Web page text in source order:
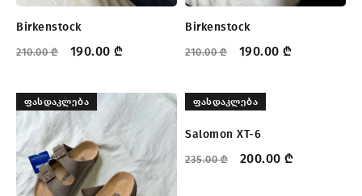
Birkenstock
210.00₾ 190.00 ₾
Birkenstock
210.00₾ 190.00 ₾
ᲤᲐᲡᲓᲐᲙᲚᲔᲑᲐ ᲤᲐᲡᲓᲐᲙᲚᲔᲑᲐ
Salomon XT-6
235.00₾ 200.00 ₾